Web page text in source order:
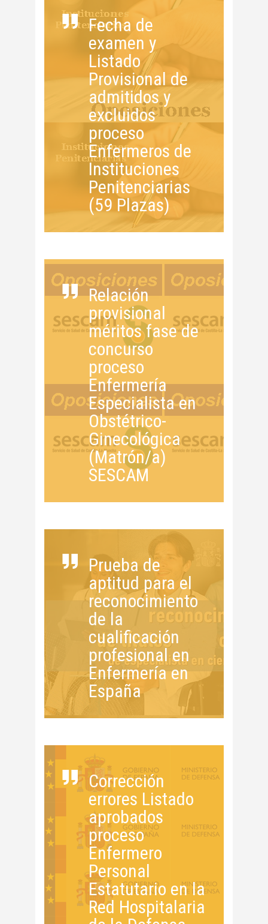
Fecha de
examen y
Listado
Provisional de
admitidos y
excluidos
proceso
Enfermeros de
Instituciones
Penitenciarias
(59 Plazas)
Relación
provisional
méritos fase de
concurso
proceso
Enfermería
Especialista en
Obstétrico-
Ginecológica
(Matrón/a)
SESCAM
Prueba de
aptitud para el
reconocimiento
de la
cualificación
profesional en
Enfermería en
España
Corrección
errores Listado
aprobados
proceso
Enfermero
Personal
Estatutario en la
Red Hospitalaria